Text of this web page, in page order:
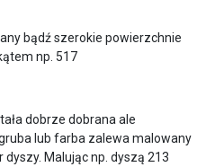
bądź szerokie powierzchnie
np. 517
dobrze dobrana ale
lub farba zalewa malowany
Malując np. dyszą 213